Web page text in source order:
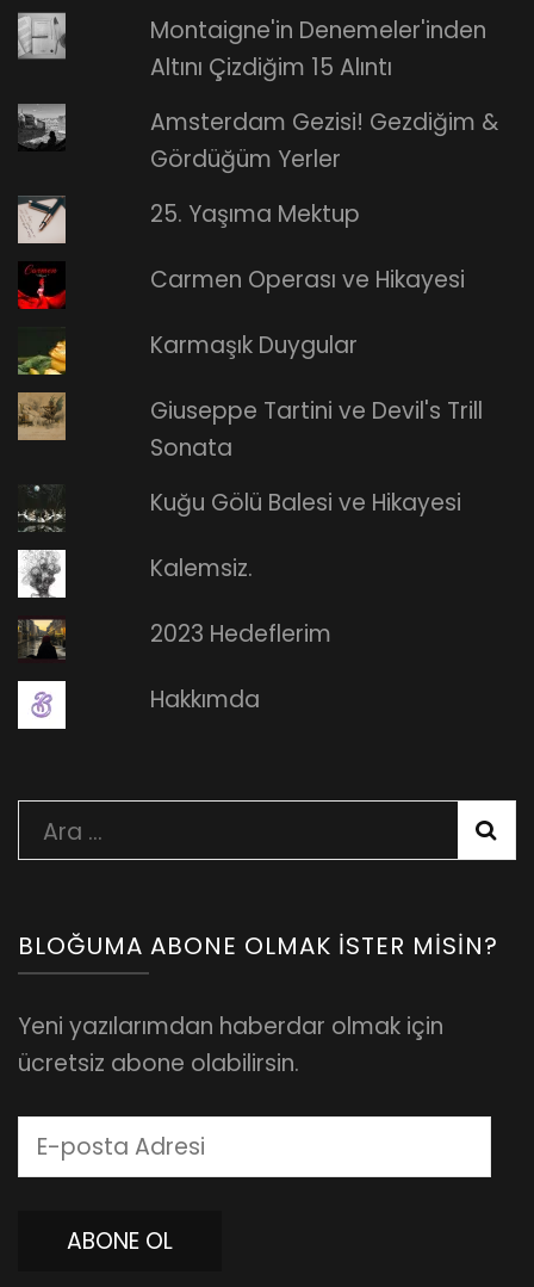
Montaigne'in Denemeler'inden
Altını Çizdiğim 15 Alıntı
Amsterdam Gezisi! Gezdiğim &
Gördüğüm Yerler
25. Yaşıma Mektup
Carmen Operası ve Hikayesi
Karmaşık Duygular
Giuseppe Tartini ve Devil's Trill
Sonata
Kuğu Gölü Balesi ve Hikayesi
Kalemsiz.
2023 Hedeflerim
Hakkımda
Arama:
BLOĞUMA ABONE OLMAK İSTER MISIN?
Yeni yazılarımdan haberdar olmak için
ücretsiz abone olabilirsin.
E-
posta
ABONE OL